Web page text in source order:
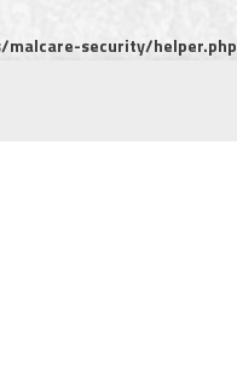
security/helper.php